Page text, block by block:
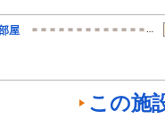
屋
＝＝＝＝＝＝＝＝＝＝＝＝＝…
この施